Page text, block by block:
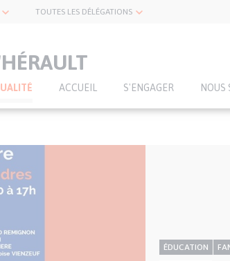
TOUTES LES DÉLÉGATIONS
ACCUEIL S'ENGAGER NOUS
CONTENU
NATIONAL
Thème
ÉDUCATION